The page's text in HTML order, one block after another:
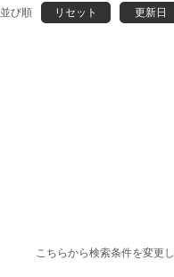
並び順 リセット 更新日
こちらから検索条件を変更